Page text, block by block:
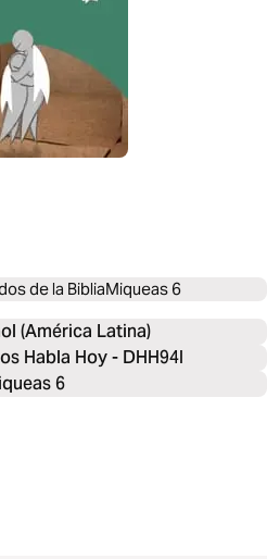
de la BibliaMiqueas 6
(América Latina)
Habla Hoy - DHH94I
6